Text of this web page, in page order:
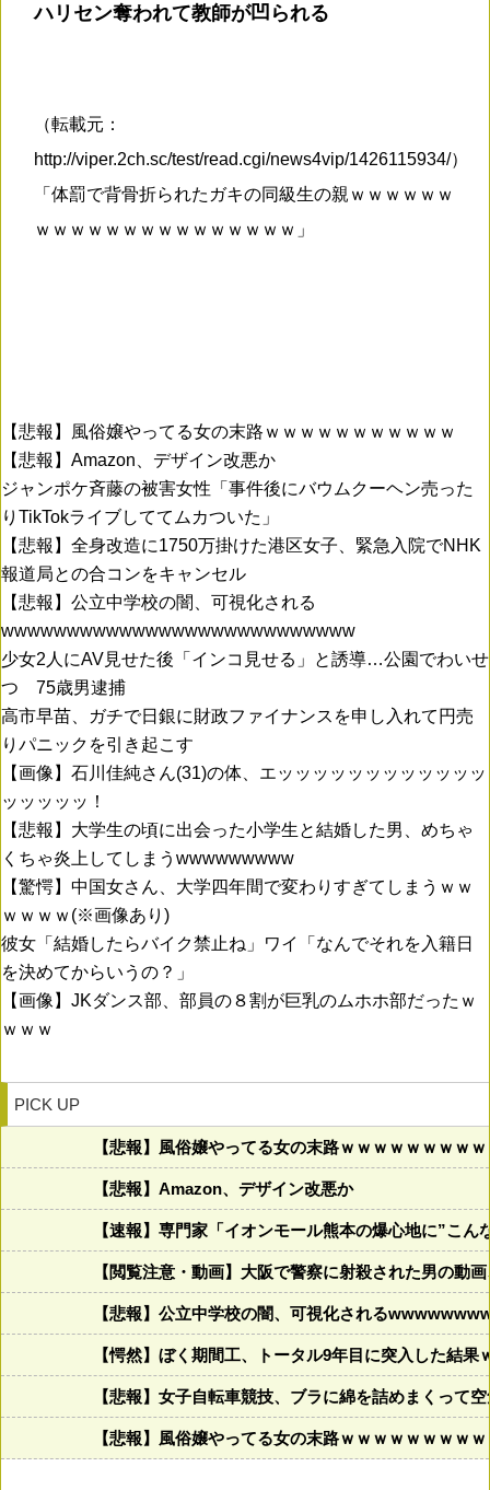
ハリセン奪われて教師が凹られる
（転載元：
http://viper.2ch.sc/test/read.cgi/news4vip/1426115934/）
「体罰で背骨折られたガキの同級生の親ｗｗｗｗｗｗ
ｗｗｗｗｗｗｗｗｗｗｗｗｗｗｗ」
【悲報】風俗嬢やってる女の末路ｗｗｗｗｗｗｗｗｗｗｗ
【悲報】Amazon、デザイン改悪か
ジャンポケ斉藤の被害女性「事件後にバウムクーヘン売った
りTikTokライブしててムカついた」
【悲報】全身改造に1750万掛けた港区女子、緊急入院でNHK
報道局との合コンをキャンセル
【悲報】公立中学校の闇、可視化される
wwwwwwwwwwwwwwwwwwwwwwwwwww
少女2人にAV見せた後「インコ見せる」と誘導…公園でわいせ
つ 75歳男逮捕
高市早苗、ガチで日銀に財政ファイナンスを申し入れて円売
りパニックを引き起こす
【画像】石川佳純さん(31)の体、エッッッッッッッッッッッッ
ッッッッッ！
【悲報】大学生の頃に出会った小学生と結婚した男、めちゃ
くちゃ炎上してしまうwwwwwwwww
【驚愕】中国女さん、大学四年間で変わりすぎてしまうｗｗ
ｗｗｗｗ(※画像あり)
彼女「結婚したらバイク禁止ね」ワイ「なんでそれを入籍日
を決めてからいうの？」
【画像】JKダンス部、部員の８割が巨乳のムホホ部だったｗ
ｗｗｗ
PICK UP
【悲報】風俗嬢やってる女の末路ｗｗｗｗｗｗｗｗ
【悲報】Amazon、デザイン改悪か
【速報】専門家「イオンモール熊本の爆心地に”こ
【閲覧注意・動画】大阪で警察に射殺された男の
【悲報】公立中学校の闇、可視化される
【愕然】ぼく期間工、トータル9年目に突入した結果
【悲報】女子自転車競技、ブラに綿を詰めまくって
【悲報】風俗嬢やってる女の末路ｗｗｗｗｗｗｗｗ